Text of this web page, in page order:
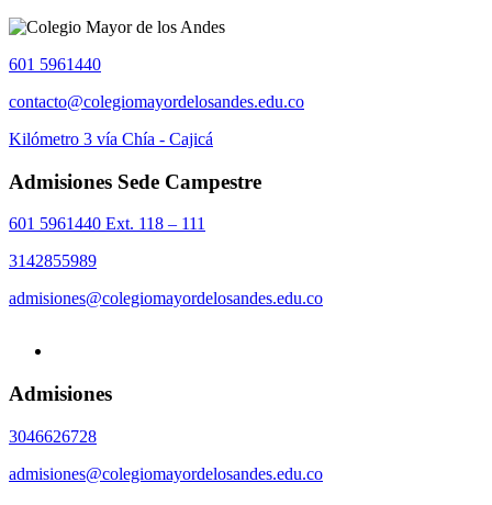
601 5961440
contacto@colegiomayordelosandes.edu.co
Kilómetro 3 vía Chía - Cajicá
Admisiones Sede Campestre
601 5961440 Ext. 118 – 111
3142855989
admisiones@colegiomayordelosandes.edu.co
Admisiones
3046626728
admisiones@colegiomayordelosandes.edu.co